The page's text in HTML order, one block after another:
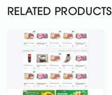
RELATED PRODUCTS